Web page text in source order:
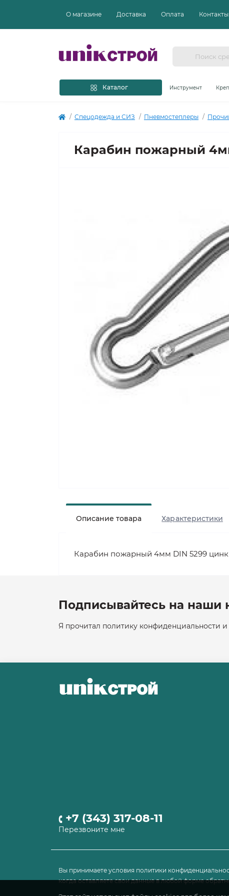
О магазине Доставка Оплата Контакты
Каталог Инструмент
Спецодежда и СИЗ Пневмостеплеры
Карабин пожарный
Описание товара Характеристики
Карабин пожарный 4мм DIN 5299 цинк
Подписывайтесь на наши
Я прочитал политику конфиденциальности
+7 (343) 317-08-11
Перезвоните мне
Вы принимаете условия политики
когда оставляете свои данные в любой форме